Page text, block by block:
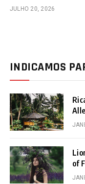
JULHO 20, 2026
INDICAMOS
of